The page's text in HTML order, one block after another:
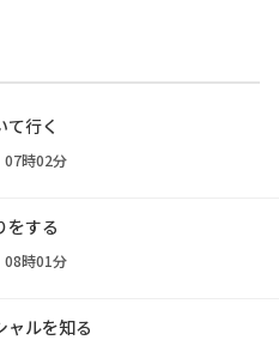
て行く
07時02分
をする
08時01分
ャルを知る